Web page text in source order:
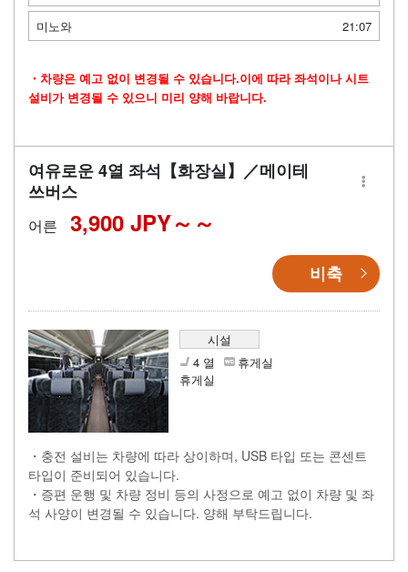
미노와
21:07
・차량은 예고 없이 변경될 수 있습니다.이에 따라 좌석이나 시트
설비가 변경될 수 있으니 미리 양해 바랍니다.
여유로운 4열 좌석【화장실】／메이테
쓰버스
어른 3,900 JPY～
비축
시설
4 열
휴게실
휴게실
・충전 설비는 차량에 따라 상이하며, USB 타입 또는 콘센트
타입이 준비되어 있습니다.
・증편 운행 및 차량 정비 등의 사정으로 예고 없이 차량 및 좌
석 사양이 변경될 수 있습니다. 양해 부탁드립니다.